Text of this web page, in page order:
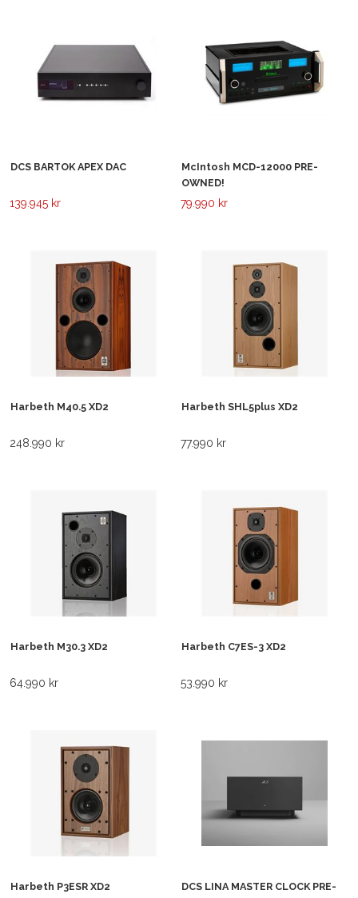
DCS BARTOK APEX DAC
139.945 kr
McIntosh MCD-12000 PRE-
OWNED!
79.990 kr
Harbeth M40.5 XD2
248.990 kr
Harbeth SHL5plus XD2
77.990 kr
Harbeth M30.3 XD2
64.990 kr
Harbeth C7ES-3 XD2
53.990 kr
Harbeth P3ESR XD2
DCS LINA MASTER CLOCK PRE-